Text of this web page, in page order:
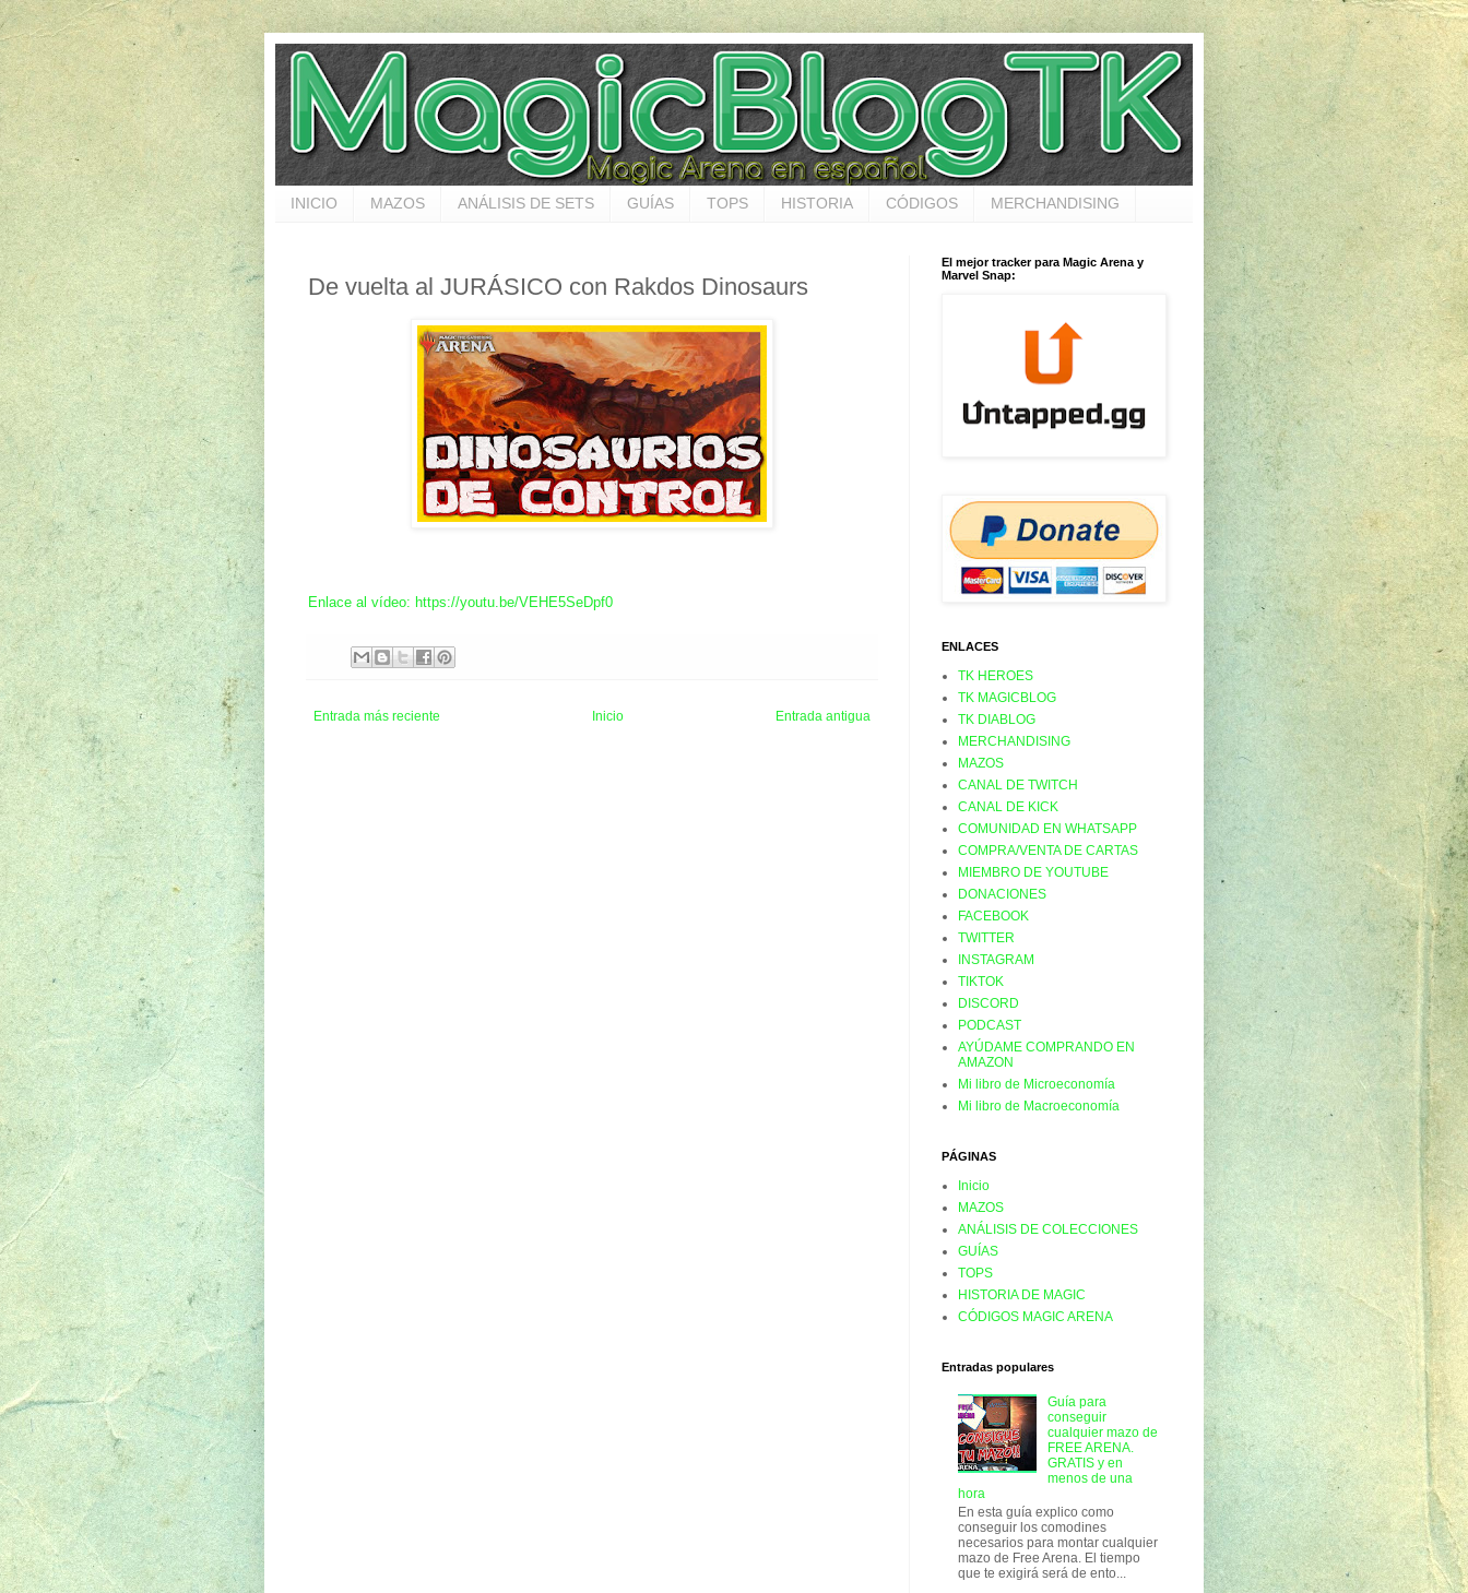
INICIO MAZOS ANÁLISIS DE SETS GUÍAS TOPS HISTORIA CÓDIGOS MERCHANDISING
De vuelta al JURÁSICO con Rakdos Dinosaurs
Enlace al vídeo: https://youtu.be/VEHE5SeDpf0
Entrada más reciente Entrada antigua
Inicio
El mejor tracker para Magic Arena y
Marvel Snap:
ENLACES
TK HEROES
TK MAGICBLOG
TK DIABLOG
MERCHANDISING
MAZOS
CANAL DE TWITCH
CANAL DE KICK
COMUNIDAD EN WHATSAPP
COMPRA/VENTA DE CARTAS
MIEMBRO DE YOUTUBE
DONACIONES
FACEBOOK
TWITTER
INSTAGRAM
TIKTOK
DISCORD
PODCAST
AYÚDAME COMPRANDO EN
AMAZON
Mi libro de Microeconomía
Mi libro de Macroeconomía
PÁGINAS
Inicio
MAZOS
ANÁLISIS DE COLECCIONES
GUÍAS
TOPS
HISTORIA DE MAGIC
CÓDIGOS MAGIC ARENA
Entradas populares
Guía para
conseguir
cualquier mazo de
FREE ARENA.
GRATIS y en
menos de una
hora
En esta guía explico como
conseguir los comodines
necesarios para montar cualquier
mazo de Free Arena. El tiempo
que te exigirá será de ento...